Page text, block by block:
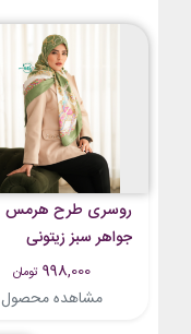
روسری طرح هرمس
جواهر سبز زیتونی
998,000 تومان
مشاهده محصول